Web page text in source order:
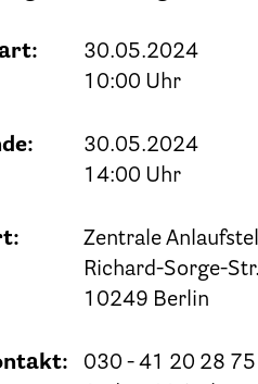
30.05.2024
10:00 Uhr
30.05.2024
14:00 Uhr
Zentrale
Richard-Sorge-
10249 Berlin
030 - 41 20 28 75